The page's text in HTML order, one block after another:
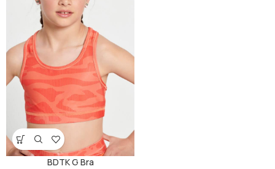
BDTK G Bra